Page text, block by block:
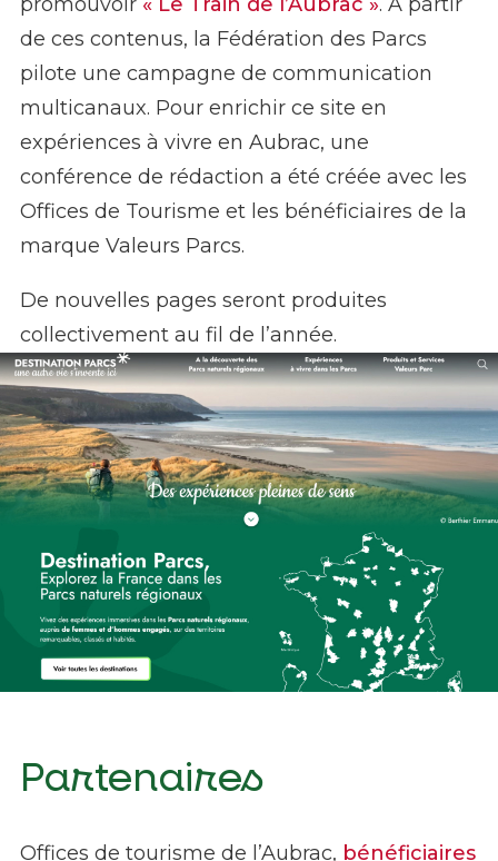
de ces contenus, la Fédération des Parcs
pilote une campagne de communication
multicanaux. Pour enrichir ce site en
expériences à vivre en Aubrac, une
conférence de rédaction a été créée avec les
Offices de Tourisme et les bénéficiaires de la
marque Valeurs Parcs.
De nouvelles pages seront produites
collectivement au fil de l’année.
Partenaires
Offices de tourisme de l’Aubrac, bénéficiaires